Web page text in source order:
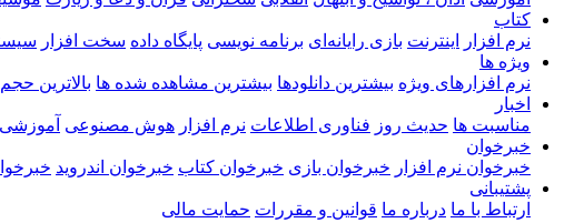
کتاب
نرم افزار
اینترنت بازی رایانه‌ای برنامه نویسی پایگاه داده سخت افزار
ویژه ها
نرم افزارهای ویژه بیشترین دانلودها بیشترین مشاهده شده ها بالاترین
اخبار
مناسبت ها حدیث روز فناوری اطلاعات نرم افزار هوش مصنوعی آموزشی
خبرخوان
خبرخوان نرم افزار خبرخوان بازی خبرخوان کتاب خبرخوان اندروید
پشتیبانی
ارتباط با ما درباره ما قوانین و مقررات حمایت مالی